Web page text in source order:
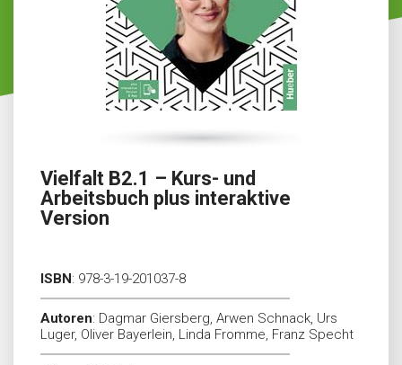
Vielfalt B2.1 – Kurs- und
Arbeitsbuch plus interaktive
Version
ISBN: 978-3-19-201037-8
Autoren: Dagmar Giersberg, Arwen Schnack, Urs
Luger, Oliver Bayerlein, Linda Fromme, Franz Specht